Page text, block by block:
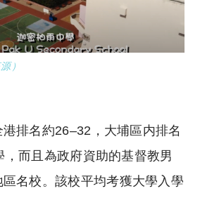
）
排名約26–32，大埔區内排名
而且為政府資助的基督教男
名校。該校平均考獲大學入學